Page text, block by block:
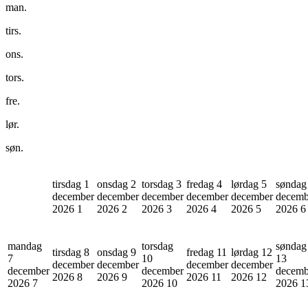
man.
tirs.
ons.
tors.
fre.
lør.
søn.
tirsdag 1
december
2026 1
onsdag 2
december
2026 2
torsdag 3
december
2026 3
fredag 4
december
2026 4
lørdag 5
december
2026 5
2026 6
mandag
7
december
2026 7
tirsdag 8
december
2026 8
onsdag 9
december
2026 9
torsdag
10
december
2026 10
fredag 11
december
2026 11
lørdag 12
december
2026 12
søndag
13
2026